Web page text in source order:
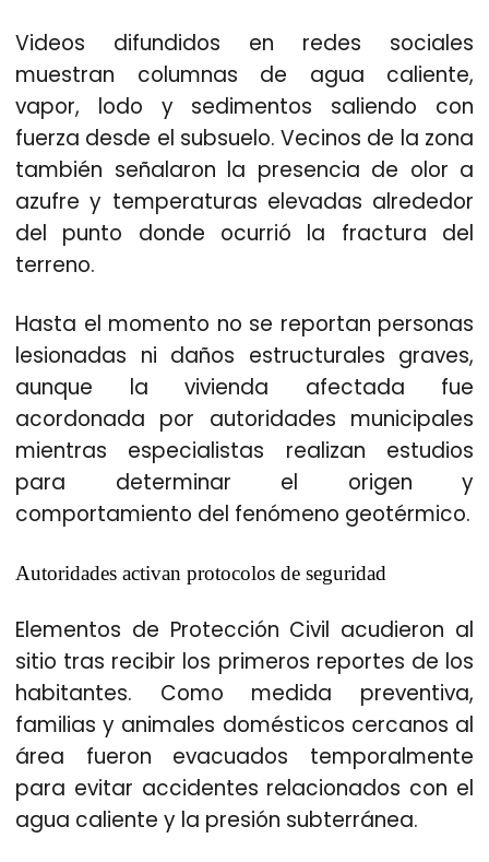
Videos difundidos en redes sociales
muestran columnas de agua caliente,
vapor, lodo y sedimentos saliendo con
fuerza desde el subsuelo. Vecinos de la zona
también señalaron la presencia de olor a
azufre y temperaturas elevadas alrededor
del punto donde ocurrió la fractura del
terreno.
Hasta el momento no se reportan personas
lesionadas ni daños estructurales graves,
aunque la vivienda afectada fue
acordonada por autoridades municipales
mientras especialistas realizan estudios
para determinar el origen y
comportamiento del fenómeno geotérmico.
Autoridades activan protocolos de seguridad
Elementos de Protección Civil acudieron al
sitio tras recibir los primeros reportes de los
habitantes. Como medida preventiva,
familias y animales domésticos cercanos al
área fueron evacuados temporalmente
para evitar accidentes relacionados con el
agua caliente y la presión subterránea.